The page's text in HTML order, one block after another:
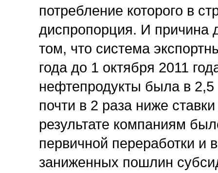
потребление которого в
диспропорция. И причина
том, что система
года до 1 октября 2011
нефтепродукты была в
почти в 2 раза ниже
результате компаниям
первичной переработки и
заниженных пошлин